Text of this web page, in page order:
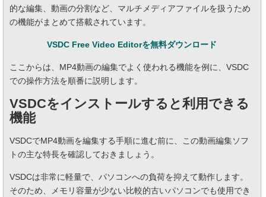
的な編集、動画の分割など、マルチメディアファイルを扱うため
の機能がまとめて搭載されています。
VSDC Free Video Editorを無料ダウンロード
ここからは、MP4動画の編集でよく使われる機能を例に、VSDC
での操作方法を順番に説明します。
VSDCをインストールすると利用できる
機能
VSDCでMP4動画を編集する手順に進む前に、この動画編集ソフ
トの主な特長を確認しておきましょう。
VSDCは非常に軽量で、パソコンへの負荷を抑えて動作します。
そのため、メモリ容量が少ない比較的古いパソコンでも使用でき